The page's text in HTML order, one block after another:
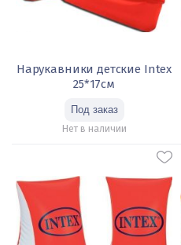
Нарукавники детские Intex
25*17см
Нет в наличии